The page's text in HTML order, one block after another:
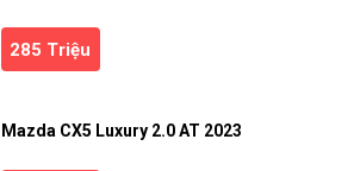
285 Triệu
Mazda CX5 Luxury 2.0 AT 2023